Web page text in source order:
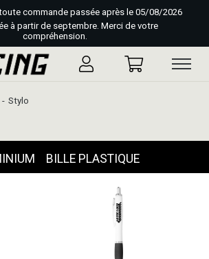
commande passée après le 05/08/2026
à partir de septembre. Merci de votre
compréhension.
Stylo
BILLE PLASTIQUE